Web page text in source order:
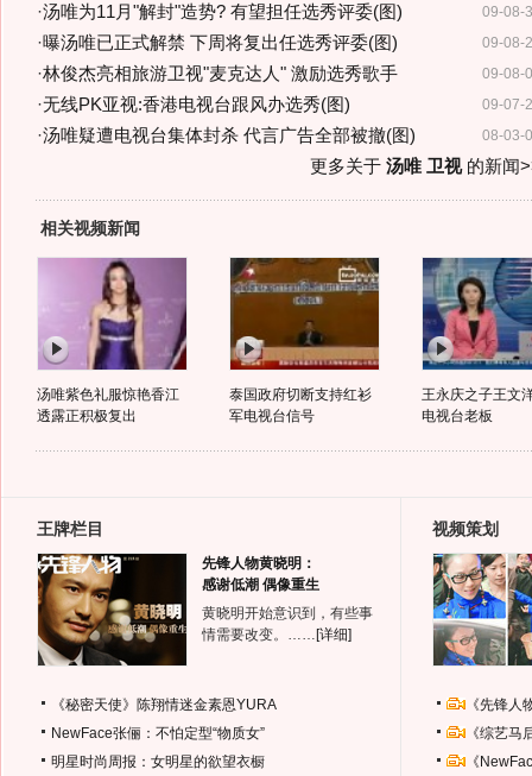
09-08-
·汤唯为11月"解封"造势? 有望担任选秀评委(图)
09-08-
·曝汤唯已正式解禁 下周将复出任选秀评委(图)
09-08-
·林俊杰亮相旅游卫视"麦克达人" 激励选秀歌手
09-07-
·无线PK亚视:香港电视台跟风办选秀(图)
08-03-
·汤唯疑遭电视台集体封杀 代言广告全部被撤(图)
更多关于 汤唯 卫视的新闻
相关视频新闻
汤唯紫色礼服惊艳香江
透露正积极复出
泰国政府切断支持红衫
军电视台信号
王永庆之子王文
电视台老板
王牌栏目
先锋人物黄晓明：
感谢低潮 偶像重生
黄晓明开始意识到，有些事
情需要改变。…… [详细]
《秘密天使》陈翔情迷金素恩YURA
NewFace张俪：不怕定型“物质女”
明星时尚周报：女明星的欲望衣橱
视频策划
《先锋
《综艺
《